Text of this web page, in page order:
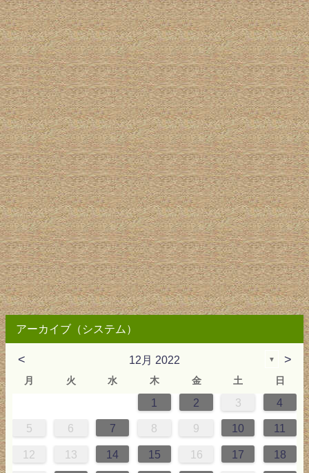
アーカイブ（システム）
< 12月 2022 ▼ >
月 火 水 木 金 土 日
1 2 3 4
5 6 7 8 9 10 11
12 13 14 15 16 17 18